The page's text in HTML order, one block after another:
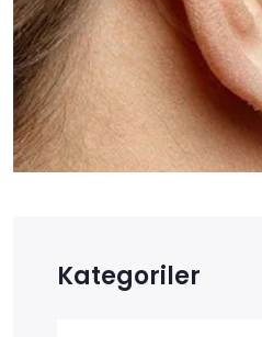
Kategoriler